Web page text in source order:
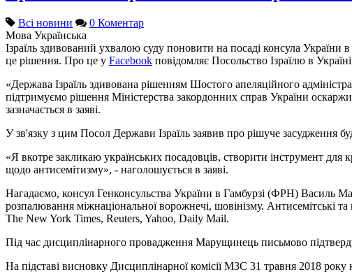
Всі новини
0 Коментар
Мова Українська
Ізраїль здивований ухвалою суду поновити на посаді консула
це рішення. Про це у Facebook повідомляє Посольство Ізраїлю в
«Держава Ізраїль здивована рішенням Шостого апеляційного
підтримуємо рішення Міністерства закордонних справ України
зазначається в заяві.
У зв'язку з цим Посол Держави Ізраїль заявив про рішуче засудження
«Я вкотре закликаю українських посадовців, створити інструмент
щодо антисемітизму», - наголошується в заяві.
Нагадаємо, консул Генконсульства України в Гамбурзі (ФРН) Василь
розпалювання міжнаціональної ворожнечі, шовінізму.
The New York Times, Reuters, Yahoo, Daily Mail.
Під час дисциплінарного провадження Марущинець письмово
На підставі висновку Дисциплінарної комісії МЗС 31 травня 2018